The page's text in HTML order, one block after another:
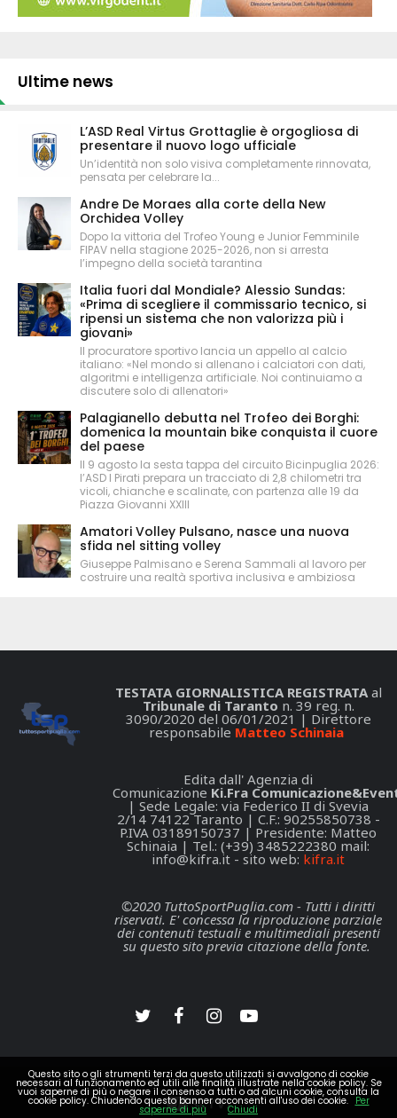
Ultime news
L’ASD Real Virtus Grottaglie è orgogliosa di
presentare il nuovo logo ufficiale
Un’identità non solo visiva completamente rinnovata,
pensata per celebrare la...
Andre De Moraes alla corte della New
Orchidea Volley
Dopo la vittoria del Trofeo Young e Junior Femminile
FIPAV nella stagione 2025-2026, non si arresta
l’impegno della società tarantina
Italia fuori dal Mondiale? Alessio Sundas:
«Prima di scegliere il commissario tecnico, si
ripensi un sistema che non valorizza più i
giovani»
Il procuratore sportivo lancia un appello al calcio
italiano: «Nel mondo si allenano i calciatori con dati,
algoritmi e intelligenza artificiale. Noi continuiamo a
discutere solo di allenatori»
Palagianello debutta nel Trofeo dei Borghi:
domenica la mountain bike conquista il cuore
del paese
Il 9 agosto la sesta tappa del circuito Bicinpuglia 2026:
l’ASD I Pirati prepara un tracciato di 2,8 chilometri tra
vicoli, chianche e scalinate, con partenza alle 19 da
Piazza Giovanni XXIII
Amatori Volley Pulsano, nasce una nuova
sfida nel sitting volley
Giuseppe Palmisano e Serena Sammali al lavoro per
costruire una realtà sportiva inclusiva e ambiziosa
TESTATA GIORNALISTICA REGISTRATAal
Tribunale di Taranto n. 39 reg. n.
3090/2020 del 06/01/2021 | Direttore
responsabile Matteo Schinaia
Edita dall' Agenzia di
Comunicazione Ki.Fra
| Sede Legale: via Federico II di Svevia
2/14 74122 Taranto | C.F.: 90255850738 -
P.IVA 03189150737 | Presidente: Matteo
Schinaia | Tel.: (+39) 3485222380 mail:
info@kifra.it - sito web: kifra.it
©2020 TuttoSportPuglia.com - Tutti i diritti
riservati. E' concessa la riproduzione parziale
dei contenuti testuali e multimediali presenti
su questo sito previa citazione della fonte.
Questo sito o gli strumenti terzi da questo utilizzati si avvalgono di cookie
necessari al funzionamento ed utili alle finalità illustrate nella cookie policy. Se
vuoi saperne di più o negare il consenso a tutti o ad alcuni cookie, consulta la
cookie policy. Chiudendo questo banner acconsenti all'uso dei cookie. Per
saperne di più Chiudi